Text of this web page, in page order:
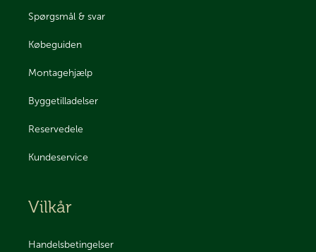
Spørgsmål & svar
Købeguiden
Montagehjælp
Byggetilladelser
Reservedele
Kundeservice
Vilkår
Handelsbetingelser